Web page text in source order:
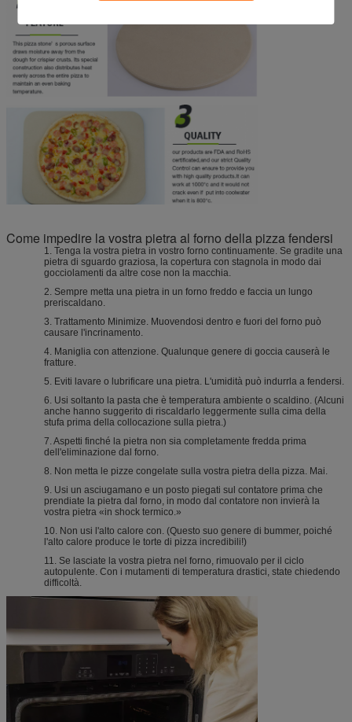
Come impedire la vostra pietra al forno della pizza fendersi
1. Tenga la vostra pietra in vostro forno continuamente. Se gradite una
pietra di sguardo graziosa, la copertura con stagnola in modo dai
gocciolamenti da altre cose non la macchia.
2. Sempre metta una pietra in un forno freddo e faccia un lungo
preriscaldano.
3. Trattamento Minimize. Muovendosi dentro e fuori del forno può
causare l'incrinamento.
4. Maniglia con attenzione. Qualunque genere di goccia causerà le
fratture.
5. Eviti lavare o lubrificare una pietra. L'umidità può indurrla a fendersi.
6. Usi soltanto la pasta che è temperatura ambiente o scaldino. (Alcuni
anche hanno suggerito di riscaldarlo leggermente sulla cima della
stufa prima della collocazione sulla pietra.)
7. Aspetti finché la pietra non sia completamente fredda prima
dell'eliminazione dal forno.
8. Non metta le pizze congelate sulla vostra pietra della pizza. Mai.
9. Usi un asciugamano e un posto piegati sul contatore prima che
prendiate la pietra dal forno, in modo dal contatore non invierà la
vostra pietra «in shock termico.»
10. Non usi l'alto calore con. (Questo suo genere di bummer, poiché
l'alto calore produce le torte di pizza incredibili!)
11. Se lasciate la vostra pietra nel forno, rimuovalo per il ciclo
autopulente. Con i mutamenti di temperatura drastici, state chiedendo
difficoltà.